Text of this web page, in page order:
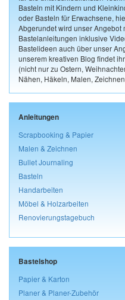
Basteln mit Kindern und
oder Basteln für Erwachsene,
Abgerundet wird unser Angebot
Bastelanleitungen inklusive
Bastelideen auch über unser
unserem kreativen Blog findet
(nicht nur zu Ostern,
Nähen, Häkeln, Malen,
Anleitungen
Scrapbooking & Papier
Malen & Zeichnen
Bullet Journaling
Basteln
Handarbeiten
Möbel & Holzarbeiten
Renovierungstagebuch
Bastelshop
Papier & Karton
Planer & Planer-Zubehör